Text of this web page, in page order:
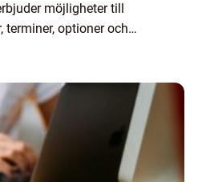
möjligheter till
terminer, optioner och